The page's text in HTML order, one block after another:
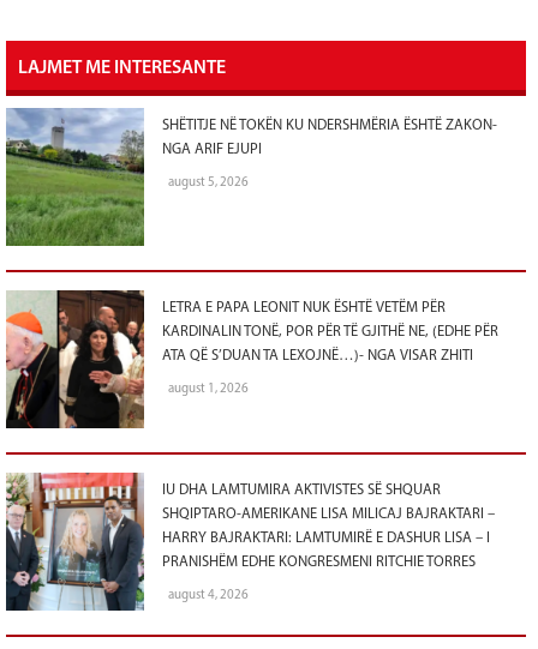
LAJMET ME INTERESANTE
SHËTITJE NË TOKËN KU NDERSHMËRIA ËSHTË ZAKON-
NGA ARIF EJUPI
august 5, 2026
LETRA E PAPA LEONIT NUK ËSHTË VETËM PËR
KARDINALIN TONË, POR PËR TË GJITHË NE, (EDHE PËR
ATA QË S’DUAN TA LEXOJNË…)- NGA VISAR ZHITI
august 1, 2026
IU DHA LAMTUMIRA AKTIVISTES SË SHQUAR
SHQIPTARO-AMERIKANE LISA MILICAJ BAJRAKTARI –
HARRY BAJRAKTARI: LAMTUMIRË E DASHUR LISA – I
PRANISHËM EDHE KONGRESMENI RITCHIE TORRES
august 4, 2026